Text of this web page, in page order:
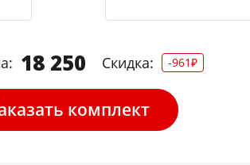
18 250 Скидка: -961₽
комплект